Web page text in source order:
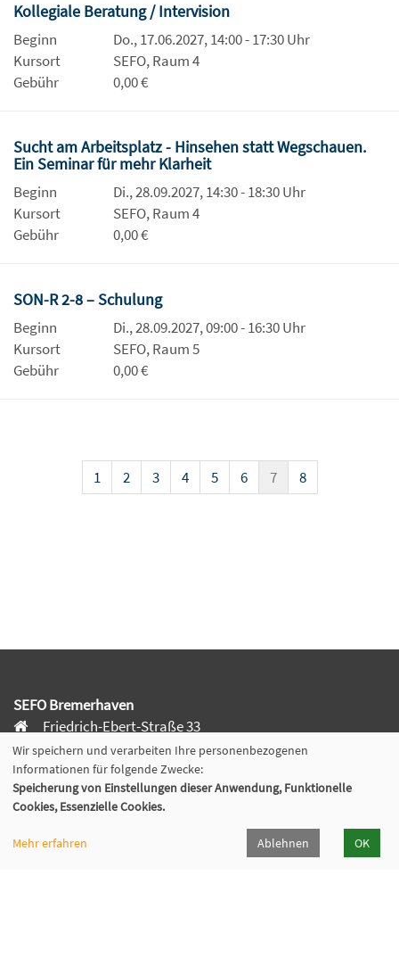
Kollegiale Beratung / Intervision
Beginn
Do., 17.06.2027, 14:00 - 17:30 Uhr
Kursort
SEFO, Raum 4
Gebühr
0,00 €
Sucht am Arbeitsplatz - Hinsehen statt Wegschauen.
Ein Seminar für mehr Klarheit
Beginn
Di., 28.09.2027, 14:30 - 18:30 Uhr
Kursort
SEFO, Raum 4
Gebühr
0,00 €
SON-R 2-8 – Schulung
Beginn
Di., 28.09.2027, 09:00 - 16:30 Uhr
Kursort
SEFO, Raum 5
Gebühr
0,00 €
1 2 3 4 5 6 7 8
SEFO Bremerhaven
Friedrich-Ebert-Straße 33
27570 Bremerhaven
0471 590-3810
0471 590-3811
sefo@magistrat.bremerhaven.de
Wir speichern und verarbeiten Ihre personenbezogenen
Informationen für folgende Zwecke:
Speicherung von Einstellungen dieser Anwendung, Funktionelle
Cookies, Essenzielle Cookies.
Mehr erfahren Ablehnen OK